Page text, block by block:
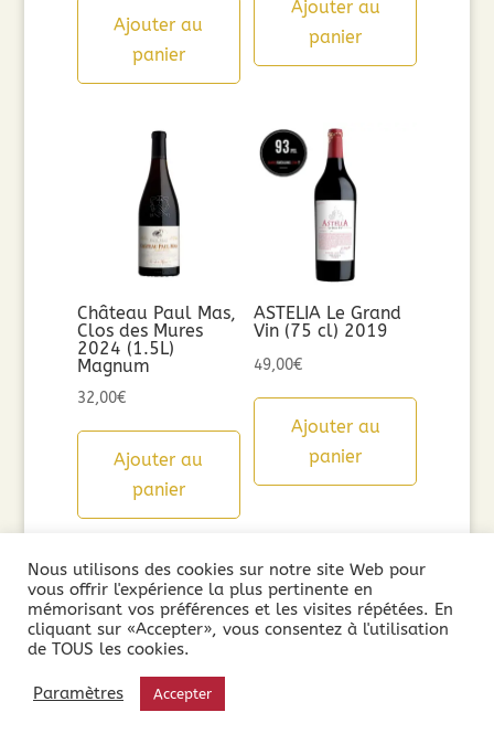
initial
était :
actuel
est :
Ajouter au
panier
Ajouter au
panier
Château Paul Mas,
Clos des Mures
2024 (1.5L)
Magnum
32,00€
Ajouter au
panier
ASTELIA Le Grand
Vin (75 cl) 2019
49,00€
Ajouter au
panier
Nous utilisons des cookies sur notre site Web pour
vous offrir l'expérience la plus pertinente en
mémorisant vos préférences et les visites répétées. En
cliquant sur «Accepter», vous consentez à l'utilisation
de TOUS les cookies.
Paramètres Accepter